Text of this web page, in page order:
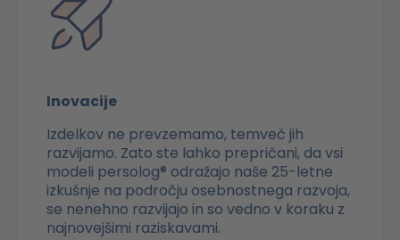
Inovacije
Izdelkov ne prevzemamo, temveč jih
razvijamo. Zato ste lahko prepričani, da vsi
modeli persolog® odražajo naše 25-letne
izkušnje na področju osebnostnega razvoja,
se nenehno razvijajo in so vedno v koraku z
najnovejšimi raziskavami.